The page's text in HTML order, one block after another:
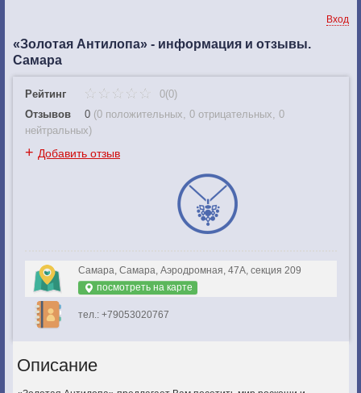
Вход
«Золотая Антилопа» - информация и отзывы.
Самара
Рейтинг
0(0)
Отзывов
0 (0 положительных, 0 отрицательных, 0
нейтральных)
+ Добавить отзыв
Самара, Самара, Аэродромная, 47А, секция 209
посмотреть на карте
тел.: +79053020767
Описание